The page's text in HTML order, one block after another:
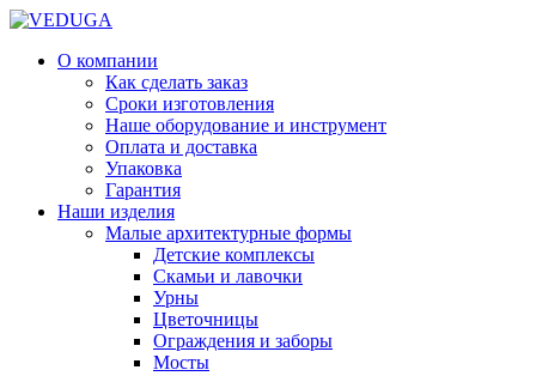
О компании
Как сделать заказ
Сроки изготовления
Наше оборудование и инструмент
Оплата и доставка
Упаковка
Гарантия
Наши изделия
Малые архитектурные формы
Детские комплексы
Скамьи и лавочки
Урны
Цветочницы
Ограждения и заборы
Мосты